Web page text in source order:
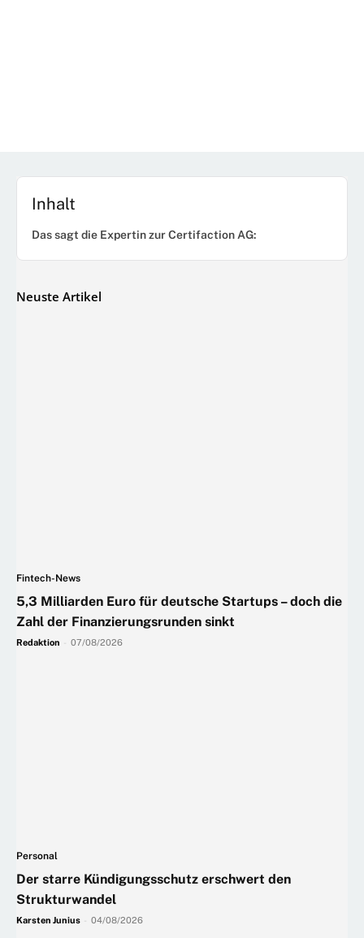
Inhalt
Das sagt die Expertin zur Certifaction AG:
Neuste Artikel
Fintech-News
5,3 Milliarden Euro für deutsche Startups – doch die
Zahl der Finanzierungsrunden sinkt
Redaktion 07/08/2026
Personal
Der starre Kündigungsschutz erschwert den
Strukturwandel
Karsten Junius 04/08/2026